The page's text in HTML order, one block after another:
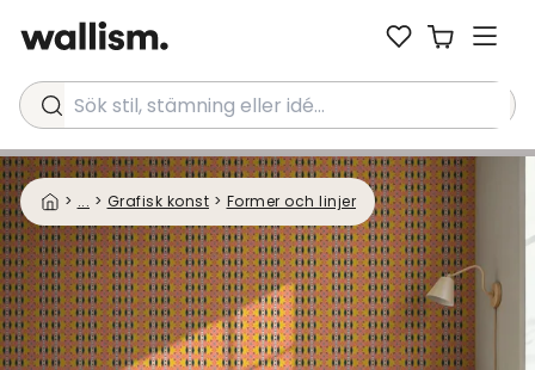
Sök stil, stämning eller idé...
> ... > Grafisk konst > Former och linjer